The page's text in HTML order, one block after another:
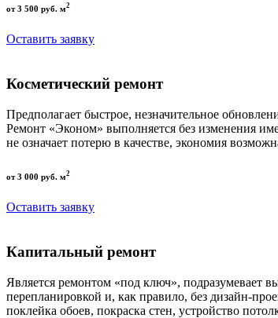
от 3 500 руб. м2
Оставить заявку
Косметический ремонт
Предполагает быстрое, незначительное
Ремонт «Эконом» выполняется без изменения
не означает потерю в качестве, экономия
от 3 000 руб. м2
Оставить заявку
Капитальный ремонт
Является ремонтом «под ключ», подразумевает
перепланировкой и, как правило, без дизайн-
поклейка обоев, покраска стен, устройство